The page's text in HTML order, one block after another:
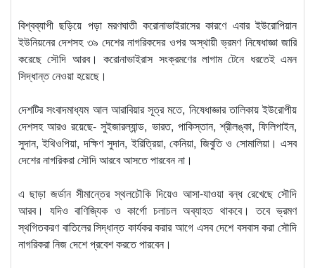
বিশ্বব্যাপী ছড়িয়ে পড়া মরণঘাতী করোনাভাইরাসের কারণে এবার ইউরোপিয়ান
ইউনিয়নের দেশসহ ৩৯ দেশের নাগরিকদের ওপর অস্থায়ী ভ্রমণ নিষেধাজ্ঞা জারি
করেছে সৌদি আরব। করোনাভাইরাস সংক্রমণের লাগাম টেনে ধরতেই এমন
সিদ্ধান্ত নেওয়া হয়েছে।
দেশটির সংবাদমাধ্যম আল আরাবিয়ার সূত্র মতে, নিষেধাজ্ঞার তালিকায় ইউরোপীয়
দেশসহ আরও রয়েছে- সুইজারল্যান্ড, ভারত, পাকিস্তান, শ্রীলঙ্কা, ফিলিপাইন,
সুদান, ইথিওপিয়া, দক্ষিণ সুদান, ইরিত্রিয়া, কেনিয়া, জিবুতি ও সোমালিয়া। এসব
দেশের নাগরিকরা সৌদি আরবে আসতে পারবেন না।
এ ছাড়া জর্ডান সীমান্তের স্থলচৌকি দিয়েও আসা-যাওয়া বন্ধ রেখেছে সৌদি
আরব। যদিও বাণিজ্যিক ও কার্গো চলাচল অব্যাহত থাকবে। তবে ভ্রমণ
স্থগিতকরণ বাতিলের সিদ্ধান্ত কার্যকর করার আগে এসব দেশে বসবাস করা সৌদি
নাগরিকরা নিজ দেশে প্রবেশ করতে পারবেন।